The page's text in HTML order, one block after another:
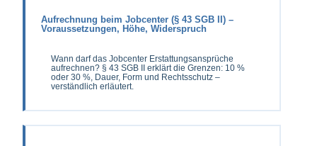
Aufrechnung beim Jobcenter (§ 43 SGB II) –
Voraussetzungen, Höhe, Widerspruch
Wann darf das Jobcenter Erstattungsansprüche
aufrechnen? § 43 SGB II erklärt die Grenzen: 10 %
oder 30 %, Dauer, Form und Rechtsschutz –
verständlich erläutert.